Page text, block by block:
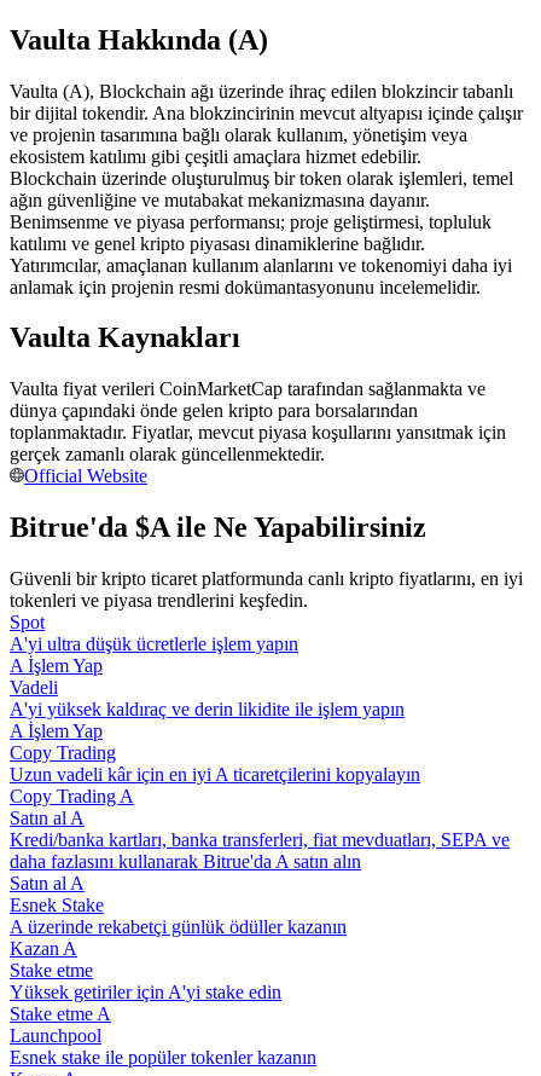
Kopya Ticaret
En iyi traderlarla güçlerinizi birleştirin
Kopya Tüccarı Olun
Kâr paylaşımı ve kopya ticaret komisyonlarının tadını çıkarın
Bilgi
Ticaret bilgileri vb. dahil olmak üzere büyük veri analizi.
Rehber
Vadeli İşlemler Başlangıç Kılavuzu
Vaulta Hakkında (A)
Vaulta (A), Blockchain ağı üzerinde ihraç edilen blokzincir tabanlı
bir dijital tokendir. Ana blokzincirinin mevcut altyapısı içinde çalışır
ve projenin tasarımına bağlı olarak kullanım, yönetişim veya
ekosistem katılımı gibi çeşitli amaçlara hizmet edebilir.
Blockchain üzerinde oluşturulmuş bir token olarak işlemleri, temel
ağın güvenliğine ve mutabakat mekanizmasına dayanır.
Benimsenme ve piyasa performansı; proje geliştirmesi, topluluk
katılımı ve genel kripto piyasası dinamiklerine bağlıdır.
Yatırımcılar, amaçlanan kullanım alanlarını ve tokenomiyi daha iyi
anlamak için projenin resmi dokümantasyonunu incelemelidir.
Vaulta Kaynakları
Vaulta fiyat verileri CoinMarketCap tarafından sağlanmakta ve
dünya çapındaki önde gelen kripto para borsalarından
toplanmaktadır. Fiyatlar, mevcut piyasa koşullarını yansıtmak için
gerçek zamanlı olarak güncellenmektedir.
Official Website
Bitrue'da $A ile Ne Yapabilirsiniz
Güvenli bir kripto ticaret platformunda canlı kripto fiyatlarını, en iyi
tokenleri ve piyasa trendlerini keşfedin.
Spot
A'yi ultra düşük ücretlerle işlem yapın
A İşlem Yap
Vadeli
A'yi yüksek kaldıraç ve derin likidite ile işlem yapın
A İşlem Yap
Copy Trading
Uzun vadeli kâr için en iyi A ticaretçilerini kopyalayın
Copy Trading A
Satın al A
Kredi/banka kartları, banka transferleri, fiat mevduatları, SEPA ve
daha fazlasını kullanarak Bitrue'da A satın alın
Satın al A
Esnek Stake
A üzerinde rekabetçi günlük ödüller kazanın
Kazan A
Stake etme
Yüksek getiriler için A'yi stake edin
Stake etme A
Launchpool
Esnek stake ile popüler tokenler kazanın